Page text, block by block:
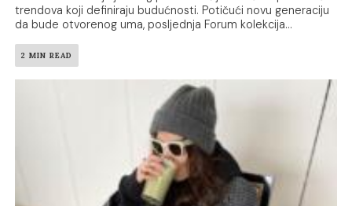
trendova koji definiraju budućnosti. Potičući novu generaciju
da bude otvorenog uma, posljednja Forum kolekcija...
2 MIN READ